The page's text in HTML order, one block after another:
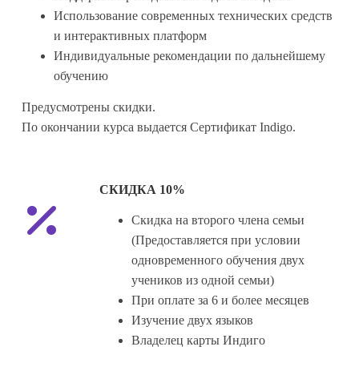
Использование современных технических средств
и интерактивных платформ
Индивидуальные рекомендации по дальнейшему
обучению
Предусмотрены скидки.
По окончании курса выдается Сертификат Indigo.
СКИДКА 10%
Скидка на второго члена семьи
(Предоставляется при условии
одновременного обучения двух
учеников из одной семьи)
При оплате за 6 и более месяцев
Изучение двух языков
Владелец карты Индиго